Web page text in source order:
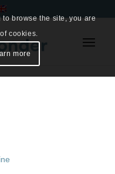
browse the site, you are
cookies.
more